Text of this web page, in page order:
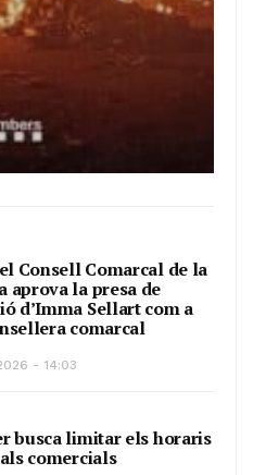
Consell Comarcal de la
aprova la presa de
d’Imma Sellart com a
comarcal
- 14:03
busca limitar els horaris
comercials